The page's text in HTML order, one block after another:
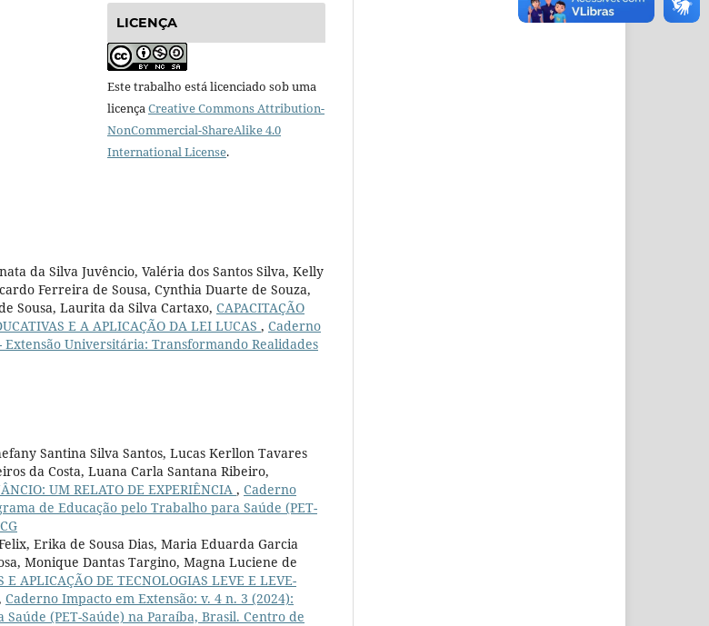
LICENÇA
Este trabalho está licenciado sob uma
licençaCreative Commons Attribution-
NonCommercial-ShareAlike 4.0
International License.
da Silva Juvêncio, Valéria dos Santos Silva, Kelly
Ferreira de Sousa, Cynthia Duarte de Souza,
Sousa, Laurita da Silva Cartaxo, CAPACITAÇÃO
E A APLICAÇÃO DA LEI LUCAS , Caderno
Extensão Universitária: Transformando Realidades
Santina Silva Santos, Lucas Kerllon Tavares
da Costa, Luana Carla Santana Ribeiro,
UM RELATO DE EXPERIÊNCIA , Caderno
de Educação pelo Trabalho para Saúde (PET-
Erika de Sousa Dias, Maria Eduarda Garcia
Monique Dantas Targino, Magna Luciene de
APLICAÇÃO DE TECNOLOGIAS LEVE E LEVE-
Caderno Impacto em Extensão: v. 4 n. 3 (2024):
(PET-Saúde) na Paraíba, Brasil. Centro de